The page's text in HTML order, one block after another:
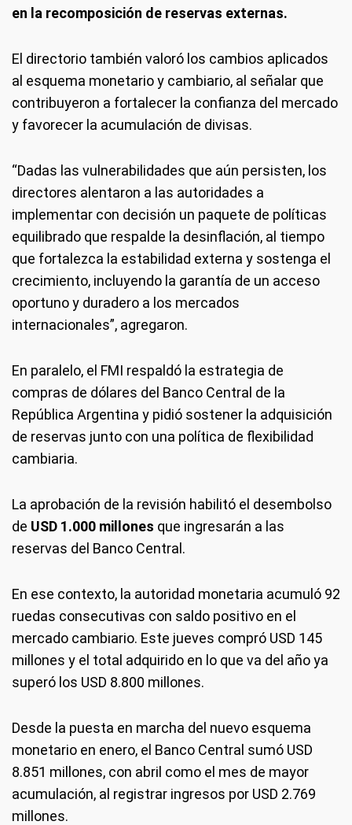
en la recomposición de reservas externas.
El directorio también valoró los cambios aplicados
al esquema monetario y cambiario, al señalar que
contribuyeron a fortalecer la confianza del mercado
y favorecer la acumulación de divisas.
“Dadas las vulnerabilidades que aún persisten, los
directores alentaron a las autoridades a
implementar con decisión un paquete de políticas
equilibrado que respalde la desinflación, al tiempo
que fortalezca la estabilidad externa y sostenga el
crecimiento, incluyendo la garantía de un acceso
oportuno y duradero a los mercados
internacionales”, agregaron.
En paralelo, el FMI respaldó la estrategia de
compras de dólares del Banco Central de la
República Argentina y pidió sostener la adquisición
de reservas junto con una política de flexibilidad
cambiaria.
La aprobación de la revisión habilitó el desembolso
de USD 1.000 millones que ingresarán a las
reservas del Banco Central.
En ese contexto, la autoridad monetaria acumuló 92
ruedas consecutivas con saldo positivo en el
mercado cambiario. Este jueves compró USD 145
millones y el total adquirido en lo que va del año ya
superó los USD 8.800 millones.
Desde la puesta en marcha del nuevo esquema
monetario en enero, el Banco Central sumó USD
8.851 millones, con abril como el mes de mayor
acumulación, al registrar ingresos por USD 2.769
millones.